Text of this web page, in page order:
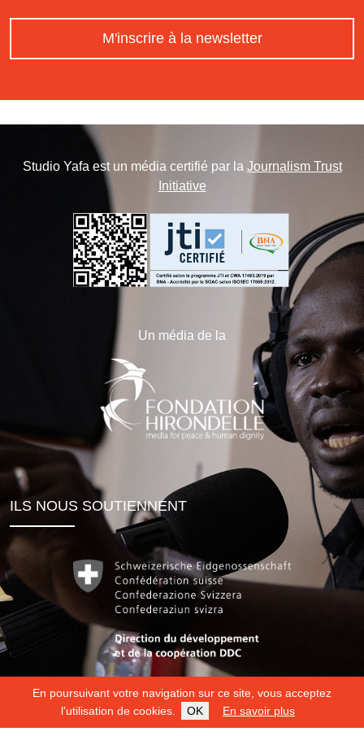
En poursuivant votre navigation sur ce site, vous acceptez
l'utilisation de cookies.
OK En savoir plus
M'inscrire à la newsletter
Studio Yafa est un média certifié par la Journalism Trust
Initiative
Un média de la
ILS NOUS SOUTIENNENT